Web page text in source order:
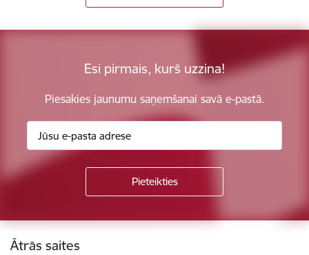
Esi pirmais, kurš uzzina!
Piesakies jaunumu saņemšanai savā e-pastā.
Kājene
Ātrās saites